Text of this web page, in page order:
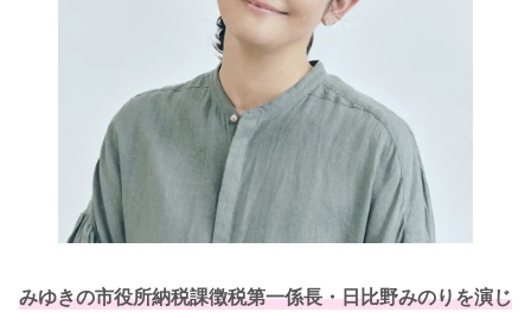
みゆきの市役所納税課徴税第⼀係⻑・日比野みのりを演じ